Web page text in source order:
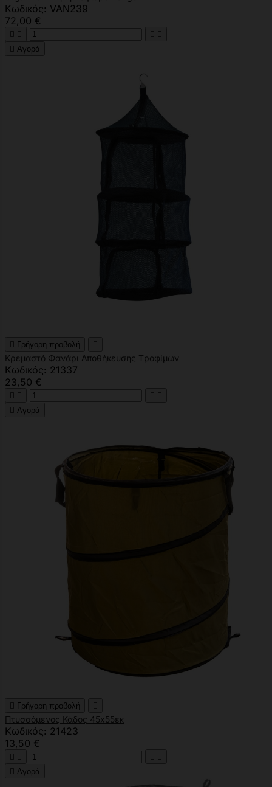
Κωδικός: VAN239
72,00 €
   
 Αγορά
 Γρήγορη προβολή 
Κρεμαστό Φανάρι Αποθήκευσης Tροφίμων
Κωδικός: 21337
23,50 €
   
 Αγορά
 Γρήγορη προβολή 
Πτυσσόμενος Κάδος 45x55εκ
Κωδικός: 21423
13,50 €
   
 Αγορά